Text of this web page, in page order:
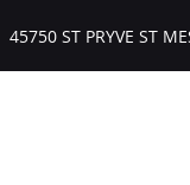
45750 ST PRYVE ST